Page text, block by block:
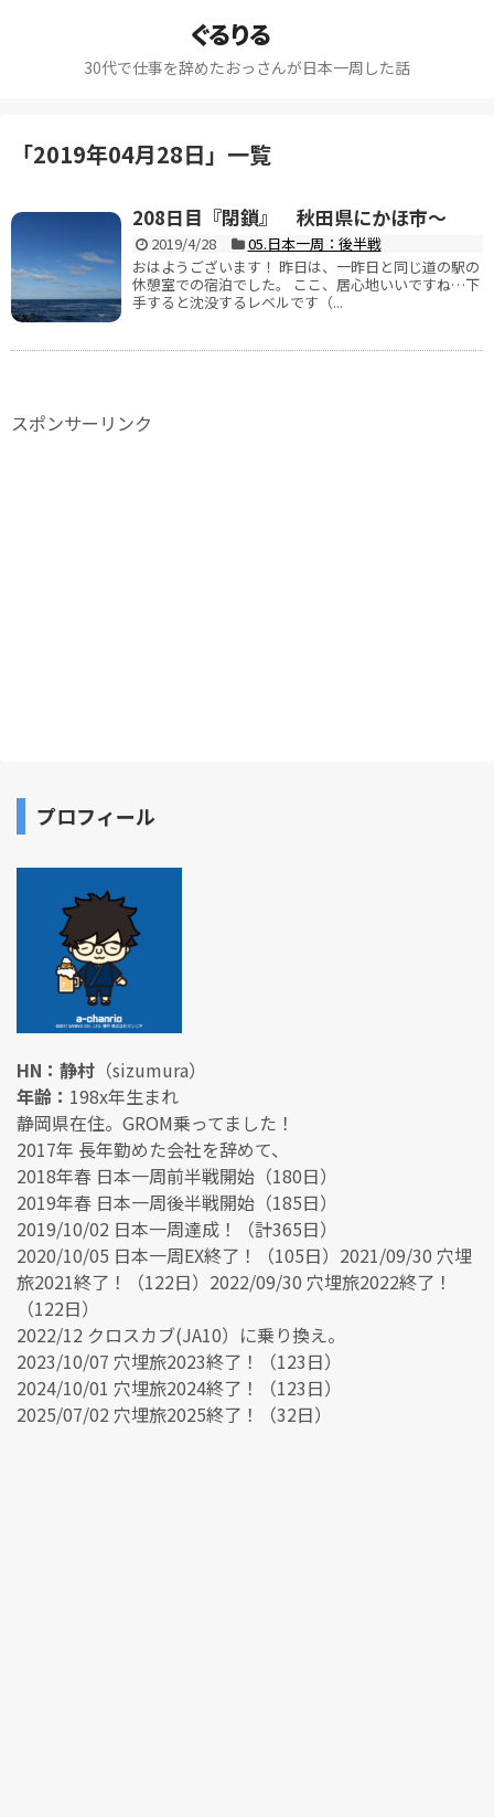
ぐるりる
30代で仕事を辞めたおっさんが日本一周した話
「2019年04月28日」 一覧
208日目『閉鎖』 秋田県にかほ市～
2019/4/28
05.日本一周：後半戦
おはようございます！ 昨日は、一昨日と同じ道の駅の
休憩室での宿泊でした。 ここ、居心地いいですね…下
手すると沈没するレベルです（...
スポンサーリンク
プロフィール
HN：静村 （sizumura）
年齢： 198x年生まれ
静岡県在住。GROM乗ってました！
2017年 長年勤めた会社を辞めて、
2018年春 日本一周前半戦開始（180日）
2019年春 日本一周後半戦開始（185日）
2019/10/02 日本一周達成！（計365日）
2020/10/05 日本一周EX終了！（105日）2021/09/30 穴埋
旅2021終了！（122日）2022/09/30 穴埋旅2022終了！
（122日）
2022/12 クロスカブ(JA10）に乗り換え。
2023/10/07 穴埋旅2023終了！（123日）
2024/10/01 穴埋旅2024終了！（123日）
2025/07/02 穴埋旅2025終了！（32日）